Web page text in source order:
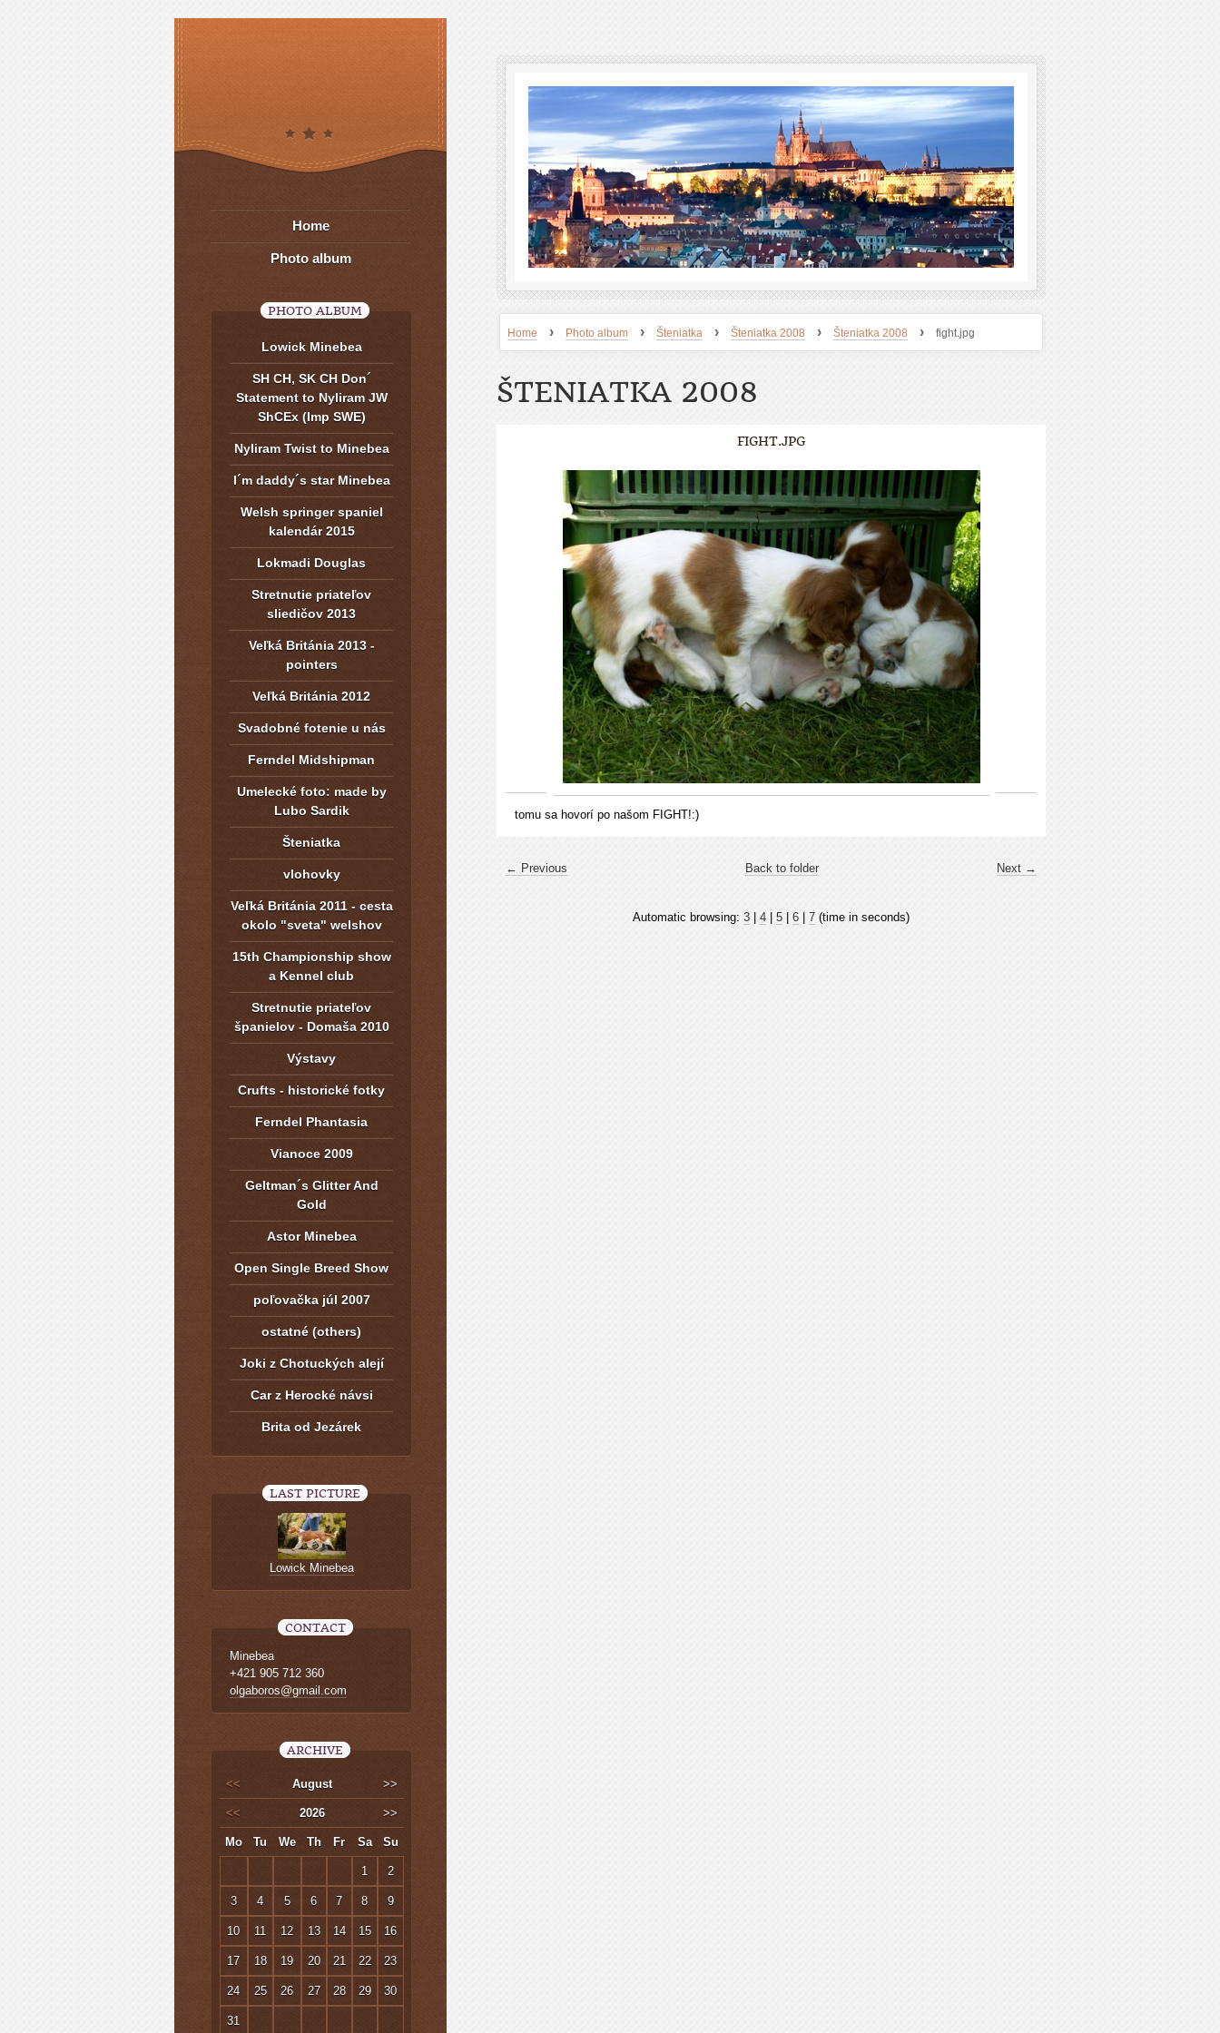
Home › Photo album › Šteniatka › Šteniatka 2008 › Šteniatka 2008 › fight.jpg
ŠTENIATKA 2008
FIGHT.JPG
tomu sa hovorí po našom FIGHT!:)
← Previous Next →
Back to folder
Automatic browsing: 3 4 5 6 7 (time in seconds)
Home
Photo album
PHOTO ALBUM
Lowick Minebea
SH CH, SK CH Don´
Statement to Nyliram JW
ShCEx (Imp SWE)
Nyliram Twist to Minebea
I´m daddy´s star Minebea
Welsh springer spaniel
kalendár 2015
Lokmadi Douglas
Stretnutie priateľov
sliedičov 2013
Veľká Británia 2013 -
pointers
Veľká Británia 2012
Svadobné fotenie u nás
Ferndel Midshipman
Umelecké foto: made by
Lubo Sardik
Šteniatka
vlohovky
Veľká Británia 2011 - cesta
okolo "sveta" welshov
15th Championship show
a Kennel club
Stretnutie priateľov
španielov - Domaša 2010
Výstavy
Crufts - historické fotky
Ferndel Phantasia
Vianoce 2009
Geltman´s Glitter And
Gold
Astor Minebea
Open Single Breed Show
poľovačka júl 2007
ostatné (others)
Joki z Chotuckých alejí
Car z Herocké návsi
Brita od Jezárek
LAST PICTURE
Lowick Minebea
CONTACT
Minebea
+421 905 712 360
olgaboros@gmail.com
ARCHIVE
<< August >>
<< 2026 >>
Mo Tu We Th Fr Sa Su
1 2
3 4 5 6 7 8 9
10 11 12 13 14 15 16
17 18 19 20 21 22 23
24 25 26 27 28 29 30
31